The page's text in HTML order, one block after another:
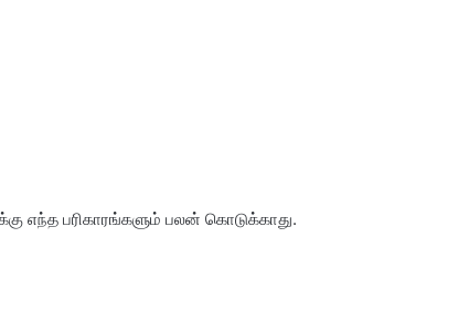
எந்த பரிகாரங்களும் பலன் கொடுக்காது.